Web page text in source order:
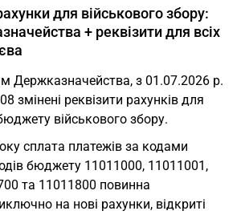
для військового збору:
+ реквізити для всіх
Держказначейства, з 01.07.2026 р.
змінені реквізити рахунків для
військового збору.
сплата платежів за кодами
бюджету 11011000, 11011001,
та 11011800 повинна
на нові рахунки, відкриті